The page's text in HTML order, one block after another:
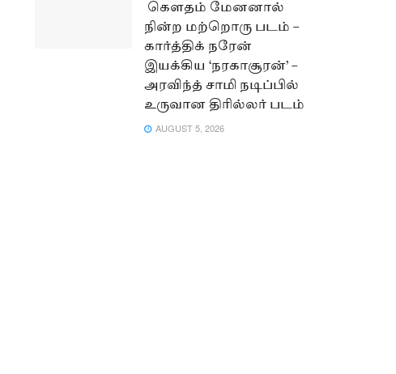
கௌதம் மேனனால்
நின்ற மற்றொரு படம் –
கார்த்திக் நரேன்
இயக்கிய ‘நரகாசூரன்’ –
அரவிந்த் சாமி நடிப்பில்
உருவான திரில்லர் படம்
AUGUST 5, 2026